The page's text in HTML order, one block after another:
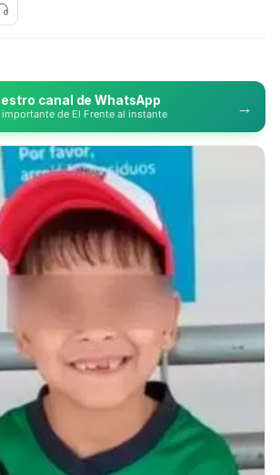
canal de WhatsApp
importante de El Frente al instante →